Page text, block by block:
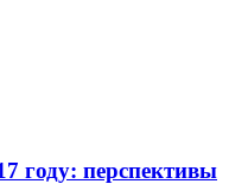
году: перспективы